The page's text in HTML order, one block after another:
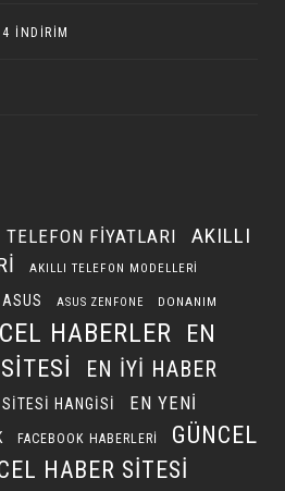
İNDIRIM
FIYATLARI
AKILLI
AKILLI TELEFON MODELLERI
ASUS ASUS ZENFONE DONANIM
HABERLER EN
EN IYI HABER
HANGISI
EN YENI
FACEBOOK HABERLERI
GÜNCEL
HABER SITESI